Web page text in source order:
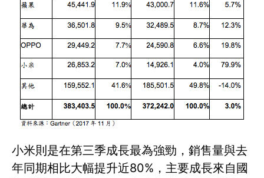
小米則是在第三季成長最為強勁，銷售量與去
年同期相比大幅提升近80%，主要成長來自國